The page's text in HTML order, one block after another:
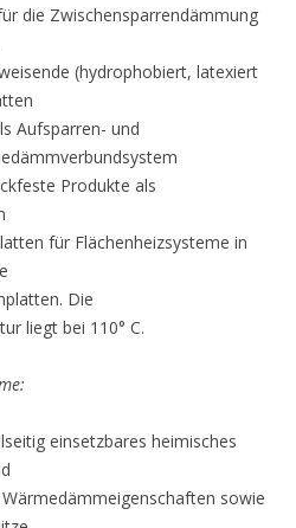
die Zwischensparrendämmung
(hydrophobiert, latexiert
Aufsparren- und
Produkte als
für Flächenheizsysteme in
Die
liegt bei 110° C.
einsetzbares heimisches
sowie